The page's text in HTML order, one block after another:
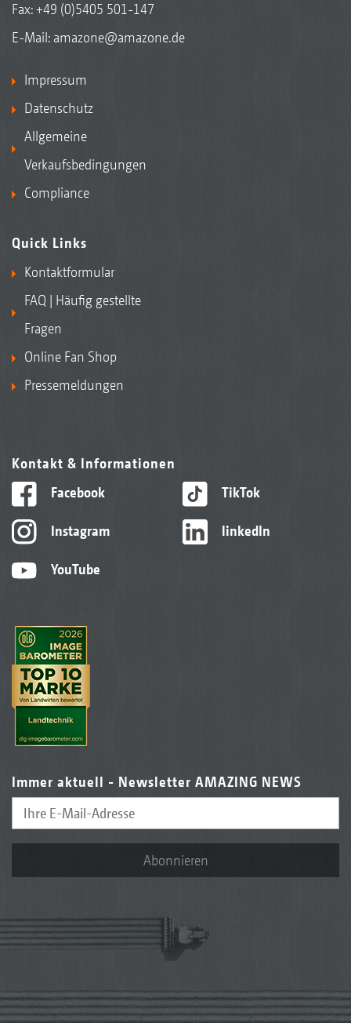
Keilringwalze mit Matrixreifenprofil KWM 650 mm
Doppel-Disc-U-Profilwalze DDU 600 mm
Fax: +49 (0)5405 501-147
E-Mail: amazone@amazone.de
Impressum
Datenschutz
Allgemeine
Verkaufsbedingungen
Compliance
Quick Links
Kontaktformular
FAQ | Häufig gestellte
Fragen
Online Fan Shop
Pressemeldungen
Kontakt & Informationen
Facebook
Instagram
YouTube
TikTok
linkedIn
Immer aktuell - Newsletter AMAZING NEWS
Abonnieren